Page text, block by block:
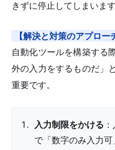
きずに停止してしまいます
【解決と対策のアプロー
自動化ツールを構築する
外の入力をするものだ」
重要です。
入力制限をかける
で「数字のみ入力